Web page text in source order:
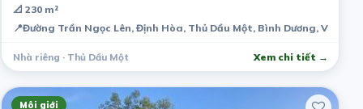
📐 230 m²
📍Đường Trần Ngọc Lên, Định Hòa, Thủ Dầu Một, Bình Dương, Việt
Nhà riêng · Thủ Dầu Một Xem chi tiết →
Môi giới